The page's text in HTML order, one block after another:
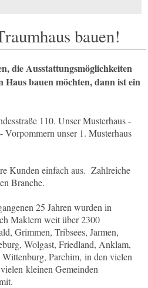
bauen!
die Ausstattungsmöglichkeiten
bauen möchten, dann ist ein
110. Unser Musterhaus -
unser 1. Musterhaus
Kunden einfach aus. Zahlreiche
Branche.
25 Jahren wurden in
Maklern weit über 2300
Grimmen, Tribsees, Jarmen,
Wolgast, Friedland, Anklam,
Parchim, in den vielen
kleinen Gemeinden